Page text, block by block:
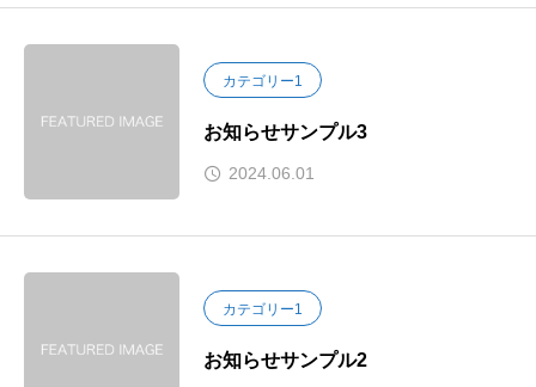
カテゴリー1
お知らせサンプル3
2024.06.01
カテゴリー1
お知らせサンプル2